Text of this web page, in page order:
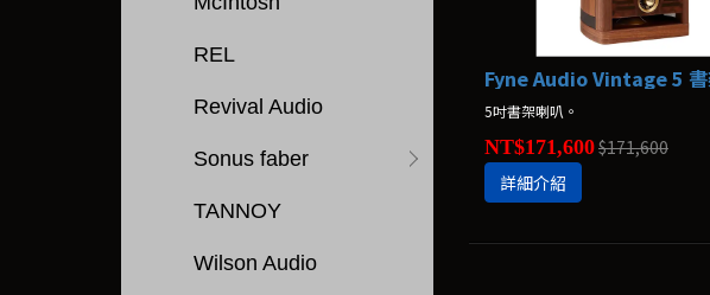
REL
Revival Audio
Sonus faber
TANNOY
Wilson Audio
Fyne Audio Vintage 5
5吋書架喇叭。
NT$171,600$171,600
詳細介紹